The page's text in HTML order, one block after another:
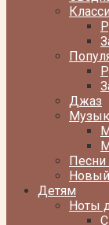
Джаз
Детям
Ноты